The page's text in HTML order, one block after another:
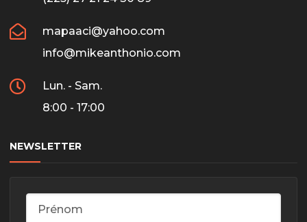
mapaaci@yahoo.com
info@mikeanthonio.com
Lun. - Sam.
8:00 - 17:00
NEWSLETTER